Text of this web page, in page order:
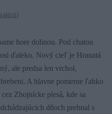
)
hore dolinou. Pod chatou
ďaleko. Nový cieľ je Hranatá
ale predsa len vrchol,
A hlavne pomerne ľahko
Zbojnícke plesá, kde sa
dňoch prehnal s